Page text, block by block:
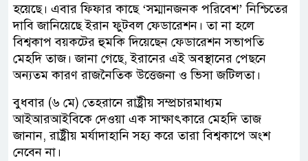
হয়েছে। এবার ফিফার কাছে ‘সম্মানজনক পরিবেশ’ নিশ্চিতের
দাবি জানিয়েছে ইরান ফুটবল ফেডারেশন। তা না হলে
বিশ্বকাপ বয়কটের হুমকি দিয়েছেন ফেডারেশন সভাপতি
মেহদি তাজ। জানা গেছে, ইরানের এই অবস্থানের পেছনে
অন্যতম কারণ রাজনৈতিক উত্তেজনা ও ভিসা জটিলতা।
বুধবার (৬ মে) তেহরানে রাষ্ট্রীয় সম্প্রচারমাধ্যম
আইআরআইবিকে দেওয়া এক সাক্ষাৎকারে মেহদি তাজ
জানান, রাষ্ট্রীয় মর্যাদাহানি সহ্য করে তারা বিশ্বকাপে অংশ
নেবেন না।